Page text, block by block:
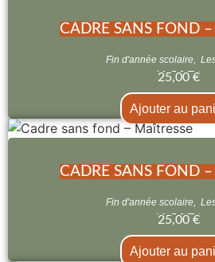
CADRE SANS FOND –
Fin d'année scolaire,
25,00 €
Ajouter au
CADRE SANS FOND –
Fin d'année scolaire,
25,00 €
Ajouter au